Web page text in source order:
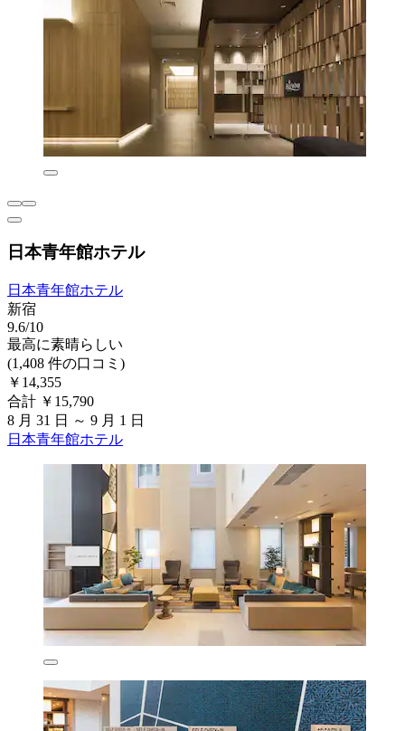
日本青年館ホテル
日本青年館ホテル
新宿
9.6/10
最高に素晴らしい
(1,408 件の口コミ)
￥14,355
合計 ￥15,790
8 月 31 日 ～ 9 月 1 日
日本青年館ホテル